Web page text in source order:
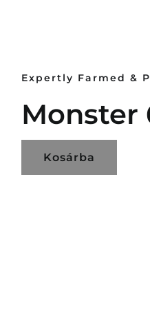
Expertly Farmed &
Monster
Kosárba